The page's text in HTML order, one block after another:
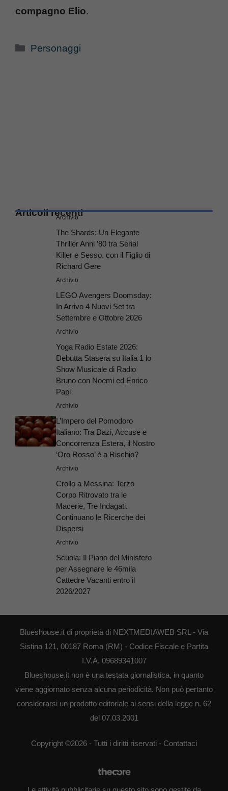
compagno Elio.
Categorie
Personaggi
Articoli recenti
Archivio
The Shards: Un Elegante
Thriller Anni ’80 tra Serial
Killer e Sesso, con il Figlio di
Richard Gere
Archivio
LEGO Avengers Doomsday:
In Arrivo 4 Nuovi Set tra
Settembre e Ottobre 2026
Archivio
Yoga Radio Estate 2026:
Debutta Stasera su Italia 1 lo
Show Musicale di Radio
Bruno con Noemi ed Enrico
Papi
Archivio
L’Impero del Pomodoro
Italiano: Tra Dazi, Accuse e
Concorrenza Estera, il Nostro
‘Oro Rosso’ è a Rischio?
Archivio
Crollo a Messina: Terzo
Corpo Ritrovato tra le
Macerie, Tre Indagati.
Continuano le Ricerche dei
Dispersi
Archivio
Scuola: Il Piano del Ministero
per Assegnare le 46mila
Cattedre Vacanti entro il
2026/2027
Blueshouse.it di proprietà di NEXTMEDIAWEB SRL - Via
Sistina 121, 00187 Roma (RM) - Codice Fiscale e Partita
I.V.A. 09689341007
Blueshouse.it non è una testata giornalistica, in quanto
viene aggiornato senza alcuna periodicità. Non può pertanto
considerarsi un prodotto editoriale ai sensi della legge n. 62
del 07.03.2001
Copyright ©2026 - Tutti i diritti riservati - Contattaci